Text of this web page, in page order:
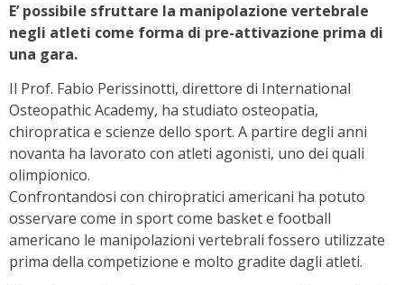
E’ possibile sfruttare la manipolazione vertebrale
negli atleti come forma di pre-attivazione prima di
una gara.
Il Prof. Fabio Perissinotti, direttore di International
Osteopathic Academy, ha studiato osteopatia,
chiropratica e scienze dello sport. A partire degli anni
novanta ha lavorato con atleti agonisti, uno dei quali
olimpionico.
Confrontandosi con chiropratici americani ha potuto
osservare come in sport come basket e football
americano le manipolazioni vertebrali fossero utilizzate
prima della competizione e molto gradite dagli atleti.